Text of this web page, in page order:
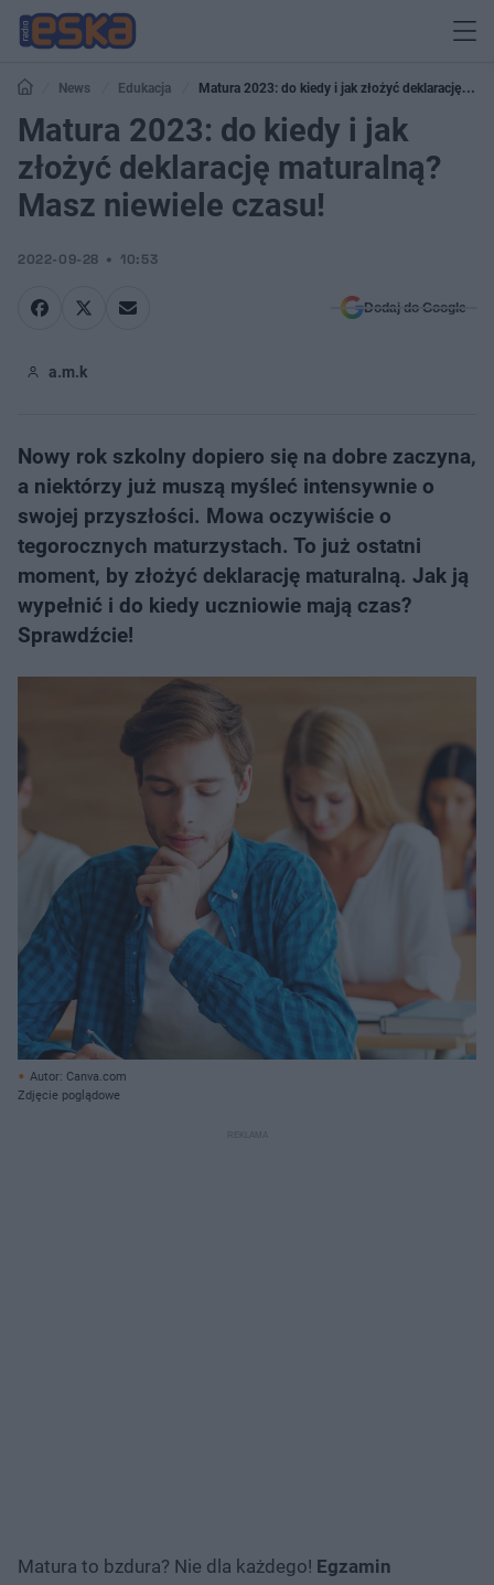
News Edukacja
Matura 2023: do kiedy i jak złożyć deklarację
maturalną? Masz niewiele czasu!
Matura 2023: do kiedy i jak
złożyć deklarację maturalną?
Masz niewiele czasu!
2022-09-28 10:53
Dodaj do Google
a.m.k
Nowy rok szkolny dopiero się na dobre zaczyna,
a niektórzy już muszą myśleć intensywnie o
swojej przyszłości. Mowa oczywiście o
tegorocznych maturzystach. To już ostatni
moment, by złożyć deklarację maturalną. Jak ją
wypełnić i do kiedy uczniowie mają czas?
Sprawdźcie!
Autor: Canva.com
Zdjęcie poglądowe
Matura to bzdura? Nie dla każdego! Egzamin